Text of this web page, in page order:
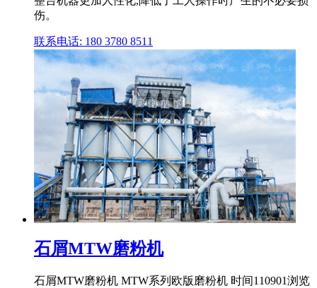
伤。
联系电话: 180 3780 8511
石屑MTW磨粉机
石屑MTW磨粉机 MTW系列欧版磨粉机 时间110901浏览